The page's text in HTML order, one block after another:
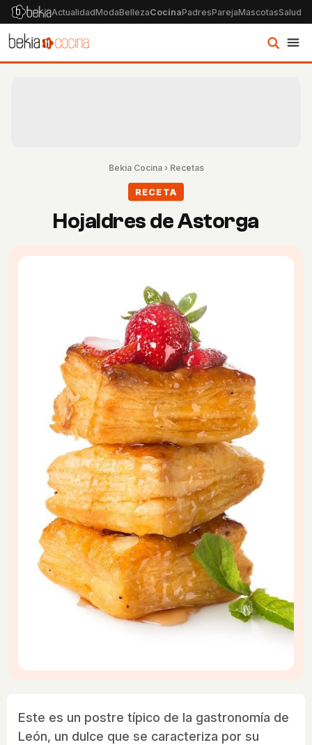
ActualidadModaBellezaCocinaPadresParejaMascotasSalud
Bekia Cocina› Recetas
RECETA
Hojaldres de Astorga
Este es un postre típico de la gastronomía de
León, un dulce que se caracteriza por su